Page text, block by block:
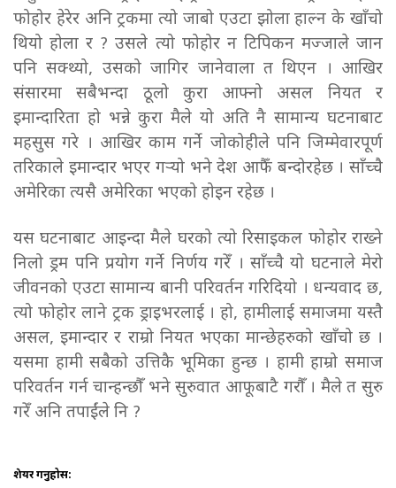
फोहोर हेरेर अनि ट्रकमा त्यो जाबो एउटा झोला हाल्न के खाँचो
थियो होला र ? उसले त्यो फोहोर न टिपिकन मज्जाले जान
पनि सक्थ्यो, उसको जागिर जानेवाला त थिएन । आखिर
संसारमा सबैभन्दा ठूलो कुरा आफ्नो असल नियत र
इमान्दारिता हो भन्ने कुरा मैले यो अति नै सामान्य घटनाबाट
महसुस गरे । आखिर काम गर्ने जोकोहीले पनि जिम्मेवारपूर्ण
तरिकाले इमान्दार भएर गर्‍यो भने देश आफैँ बन्दोरहेछ । साँच्चै
अमेरिका त्यसै अमेरिका भएको होइन रहेछ ।
यस घटनाबाट आइन्दा मैले घरको त्यो रिसाइकल फोहोर राख्ने
निलो ड्रम पनि प्रयोग गर्ने निर्णय गरेँ । साँच्चै यो घटनाले मेरो
जीवनको एउटा सामान्य बानी परिवर्तन गरिदियो । धन्यवाद छ,
त्यो फोहोर लाने ट्रक ड्राइभरलाई । हो, हामीलाई समाजमा यस्तै
असल, इमान्दार र राम्रो नियत भएका मान्छेहरुको खाँचो छ ।
यसमा हामी सबैको उत्तिकै भूमिका हुन्छ । हामी हाम्रो समाज
परिवर्तन गर्न चान्हन्छौँ भने सुरुवात आफूबाटै गरौँ । मैले त सुरु
गरेँ अनि तपाईंले नि ?
शेयर गर्नुहोस: